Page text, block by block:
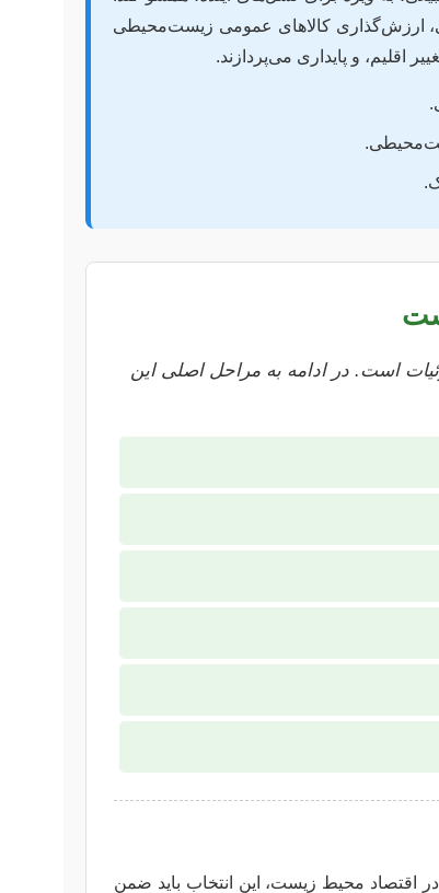
ارزش‌گذاری کالاهای عمومی زیست‌محیطی
اقلیم، و پایداری می‌پردازند.
است. در ادامه به مراحل اصلی این
اقتصاد محیط زیست، این انتخاب باید ضمن